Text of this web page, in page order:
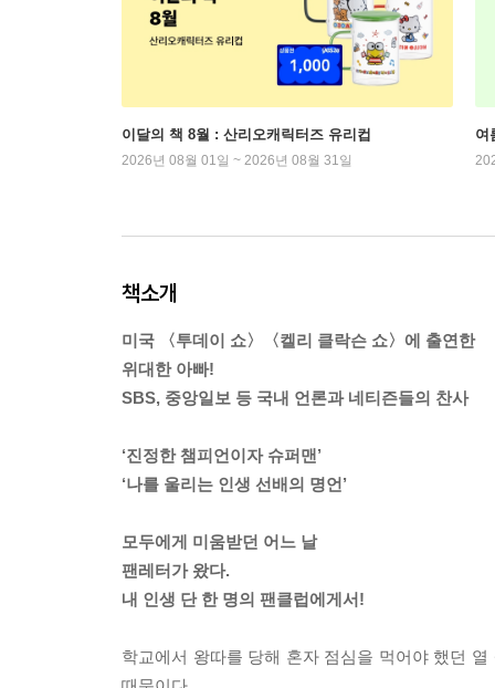
이달의 책 8월 : 산리오캐릭터즈 유리컵
2026년 08월 01일 ~ 2026년 08월 31일
여
책소개
미국 〈투데이 쇼〉〈켈리 클락슨 쇼〉에 출연한
위대한 아빠!
SBS, 중앙일보 등 국내 언론과 네티즌들의 찬사
‘진정한 챔피언이자 슈퍼맨’
‘나를 울리는 인생 선배의 명언’
모두에게 미움받던 어느 날
팬레터가 왔다.
내 인생 단 한 명의 팬클럽에게서!
학교에서 왕따를 당해 혼자 점심을 먹어야 했던